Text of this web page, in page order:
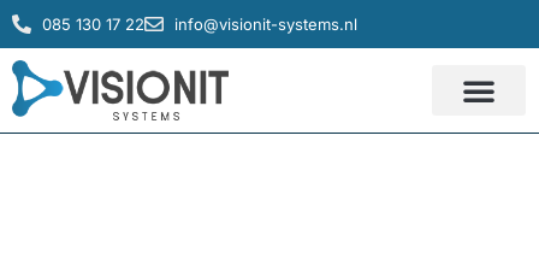
085 130 17 22 info@visionit-systems.nl